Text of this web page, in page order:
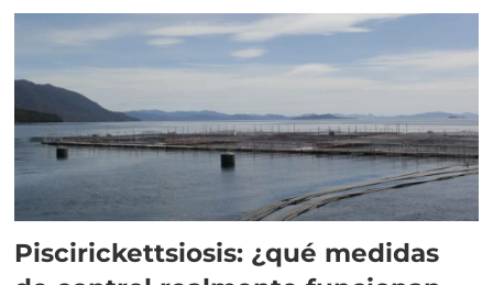
Piscirickettsiosis: ¿qué medidas